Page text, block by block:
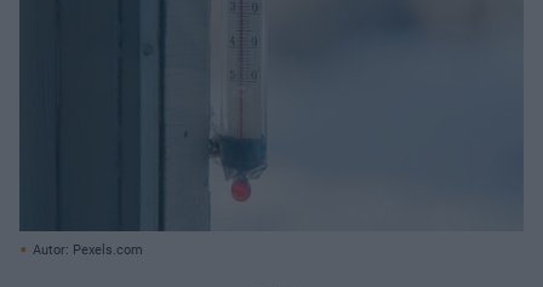
Autor: Pexels.com